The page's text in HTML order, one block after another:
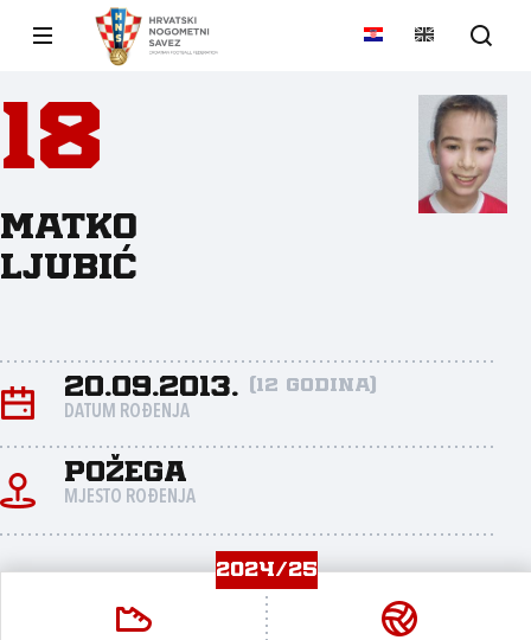
18
Matko
Ljubić
20.09.2013. (12 godina)
DATUM ROĐENJA
Požega
MJESTO ROĐENJA
2024/25